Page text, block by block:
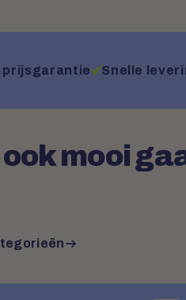
prijsgarantie Snelle
mooi